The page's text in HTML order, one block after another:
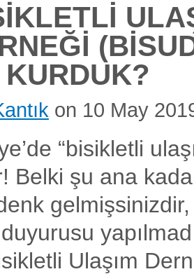
on 10 May
“bisikletli
Belki şu ana
Ulaşım